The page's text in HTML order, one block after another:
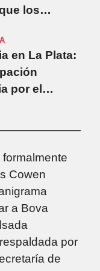
los
en La Plata:
por el
Cowen
a Bova
por
de